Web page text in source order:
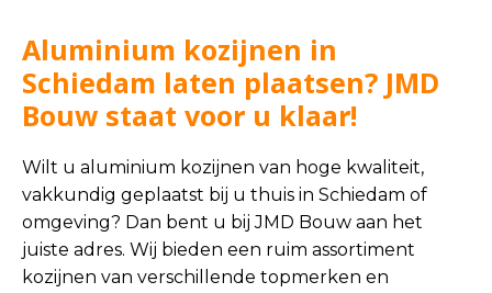
Aluminium kozijnen in
Schiedam laten plaatsen? JMD
Bouw staat voor u klaar!
Wilt u aluminium kozijnen van hoge kwaliteit,
vakkundig geplaatst bij u thuis in Schiedam of
omgeving? Dan bent u bij JMD Bouw aan het
juiste adres. Wij bieden een ruim assortiment
kozijnen van verschillende topmerken en